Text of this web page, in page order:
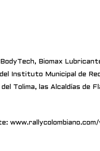
Biomax
Instituto Municipal de
Tolima, las Alcaldías de